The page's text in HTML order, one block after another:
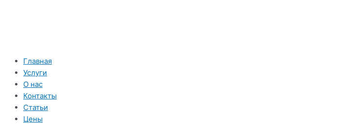
Главная
Услуги
О нас
Контакты
Статьи
Цены